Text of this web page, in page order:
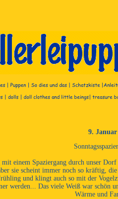
9. Januar
einem Spaziergang durch unser
sie scheint immer noch so kräftig,
und klingt auch so mit der
werden... Das viele Weiß war schön
Wärme und